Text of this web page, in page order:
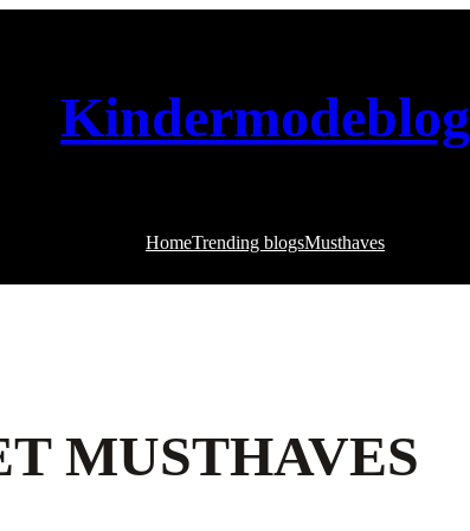
Kindermodeblog
HomeTrending blogsMusthaves
MUSTHAVES